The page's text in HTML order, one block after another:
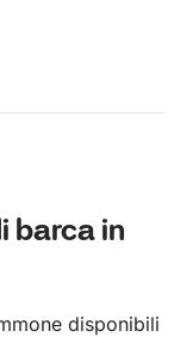
barca in
disponibili